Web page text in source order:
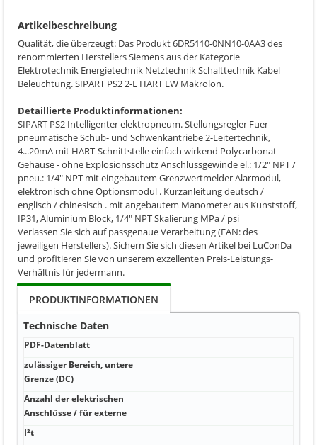
Artikelbeschreibung
Qualität, die überzeugt: Das Produkt 6DR5110-0NN10-0AA3 des
renommierten Herstellers Siemens aus der Kategorie
Elektrotechnik Energietechnik Netztechnik Schalttechnik Kabel
Beleuchtung. SIPART PS2 2-L HART EW Makrolon.
Detaillierte Produktinformationen:
SIPART PS2 Intelligenter elektropneum. Stellungsregler Fuer
pneumatische Schub- und Schwenkantriebe 2-Leitertechnik,
4...20mA mit HART-Schnittstelle einfach wirkend Polycarbonat-
Gehäuse - ohne Explosionsschutz Anschlussgewinde el.: 1/2" NPT /
pneu.: 1/4" NPT mit eingebautem Grenzwertmelder Alarmodul,
elektronisch ohne Optionsmodul . Kurzanleitung deutsch /
englisch / chinesisch . mit angebautem Manometer aus Kunststoff,
IP31, Aluminium Block, 1/4" NPT Skalierung MPa / psi
Verlassen Sie sich auf passgenaue Verarbeitung (EAN: des
jeweiligen Herstellers). Sichern Sie sich diesen Artikel bei LuConDa
und profitieren Sie von unserem exzellenten Preis-Leistungs-
Verhältnis für jedermann.
PRODUKTINFORMATIONEN
Technische Daten
PDF-Datenblatt
zulässiger Bereich, untere
Grenze (DC)
Anzahl der elektrischen
Anschlüsse / für externe
I²t